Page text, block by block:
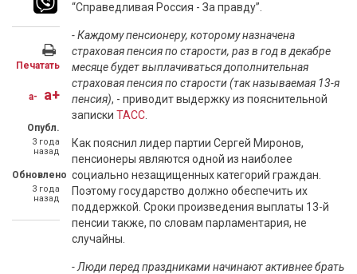
Печатать
a- a+
Опубл.
3 года
назад
Обновлено
3 года
назад
“Справедливая Россия - За правду”.
- Каждому пенсионеру, которому назначена
страховая пенсия по старости, раз в год в декабре
месяце будет выплачиваться дополнительная
страховая пенсия по старости (так называемая 13-я
пенсия), - приводит выдержку из пояснительной
записки ТАСС
Как пояснил лидер партии Сергей Миронов,
пенсионеры являются одной из наиболее
социально незащищенных категорий граждан.
Поэтому государство должно обеспечить их
поддержкой. Сроки произведения выплаты 13-й
пенсии также, по словам парламентария, не
случайны.
- Люди перед праздниками начинают активнее брать